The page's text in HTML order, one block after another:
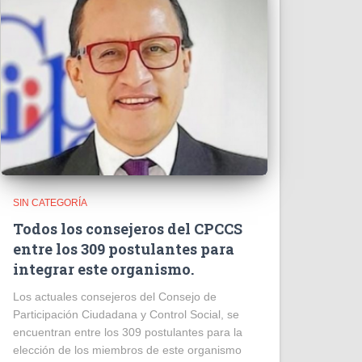
SIN CATEGORÍA
Todos los consejeros del CPCCS
entre los 309 postulantes para
integrar este organismo.
Los actuales consejeros del Consejo de
Participación Ciudadana y Control Social, se
encuentran entre los 309 postulantes para la
elección de los miembros de este organismo